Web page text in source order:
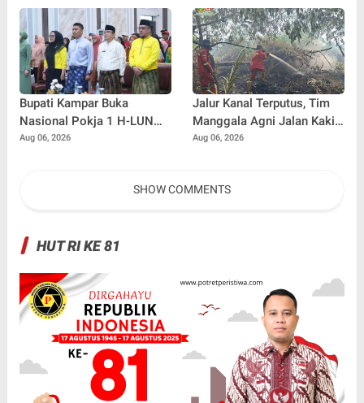
Masih Mengintai?
Bupati Kampar Buka
Nasional Pokja 1 H-LUN
Kabupaten Kampar 2026
Aug 06, 2026
Jalur Kanal Terputus, Tim
Manggala Agni Jalan Kaki
2 Km Padamkan Karhutla
Aug 06, 2026
SHOW COMMENTS
HUT RI KE 81